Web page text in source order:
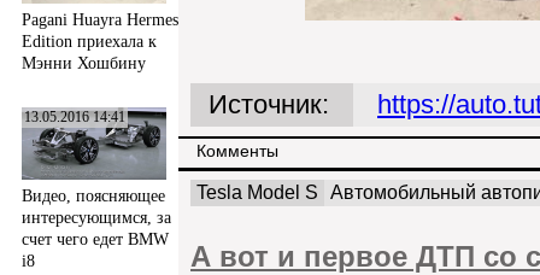
Pagani Huayra Hermes
Edition приехала к
Мэнни Хошбину
13.05.2016 14:41
Видео, поясняющее
интересующимся, за
счет чего едет BMW
i8
Источник: https://
Комменты
Tesla Model S Автомобильный
А вот и первое ДТП со